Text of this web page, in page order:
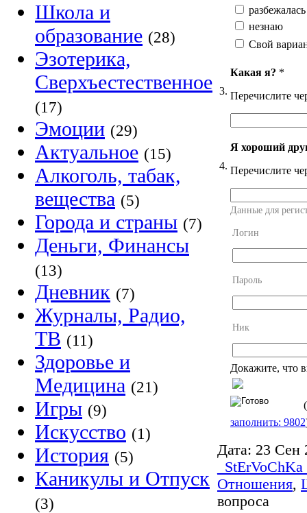
Школа и
образование (28)
Эзотерика,
Сверхъестественное
(17)
Эмоции (29)
Актуальное (15)
Алкоголь, табак,
вещества (5)
Города и страны (7)
Деньги, Финансы
(13)
Дневник (7)
Журналы, Радио,
ТВ (11)
Здоровье и
Медицина (21)
Игры (9)
Искусство (1)
История (5)
Каникулы и Отпуск
(3)
разбежалась
незнаю
Свой
3.
Какая я? *
Перечислите
4.
Я хороший
Перечислите
Данные для
Логин
Пароль
Ник
Докажите, что
(
заполнить: 9802
Дата: 23 Сен
Отношения,
вопроса